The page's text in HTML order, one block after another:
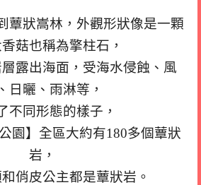
蕈狀嵩林，外觀形狀像是一顆
菇也稱為擎柱石，
露出海面，受海水侵蝕、風
日曬、雨淋等，
不同形態的樣子，
園】全區大約有180多個蕈狀
岩，
俏皮公主都是蕈狀岩。